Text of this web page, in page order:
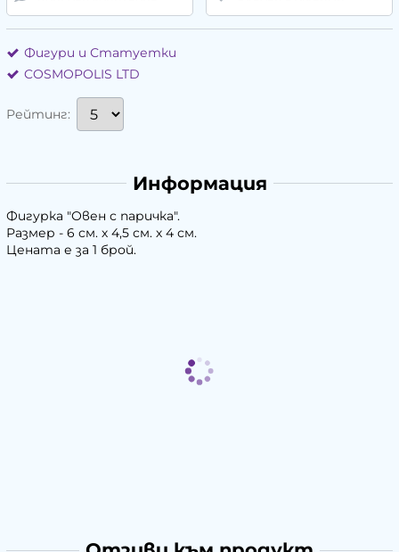
Фигури и Статуетки
COSMOPOLIS LTD
Рейтинг:
Информация
Фигурка "Овен с паричка".
Размер - 6 см. х 4,5 см. х 4 см.
Цената е за 1 брой.